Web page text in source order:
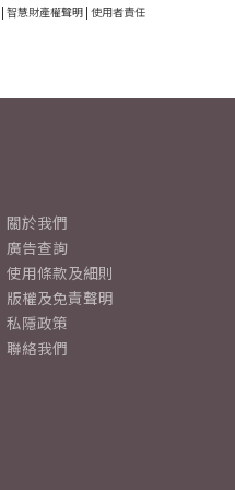
| 智慧財產權聲明 | 使用者責任
關於我們
廣告查詢
使用條款及細則
版權及免責聲明
私隱政策
聯絡我們